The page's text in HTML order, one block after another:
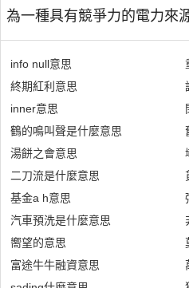
為一種具有競爭力的電力來
info null意思
終期紅利意思
inner意思
鶴的鳴叫聲是什麼意思
湯餅之會意思
二刀流是什麼意思
基金a h意思
汽車預洗是什麼意思
嚮望的意思
富途牛牛融資意思